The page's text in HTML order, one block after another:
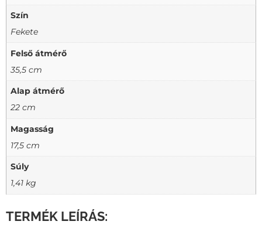
Szín
Fekete
Felső átmérő
35,5 cm
Alap átmérő
22 cm
Magasság
17,5 cm
Súly
1,41 kg
TERMÉK LEÍRÁS: